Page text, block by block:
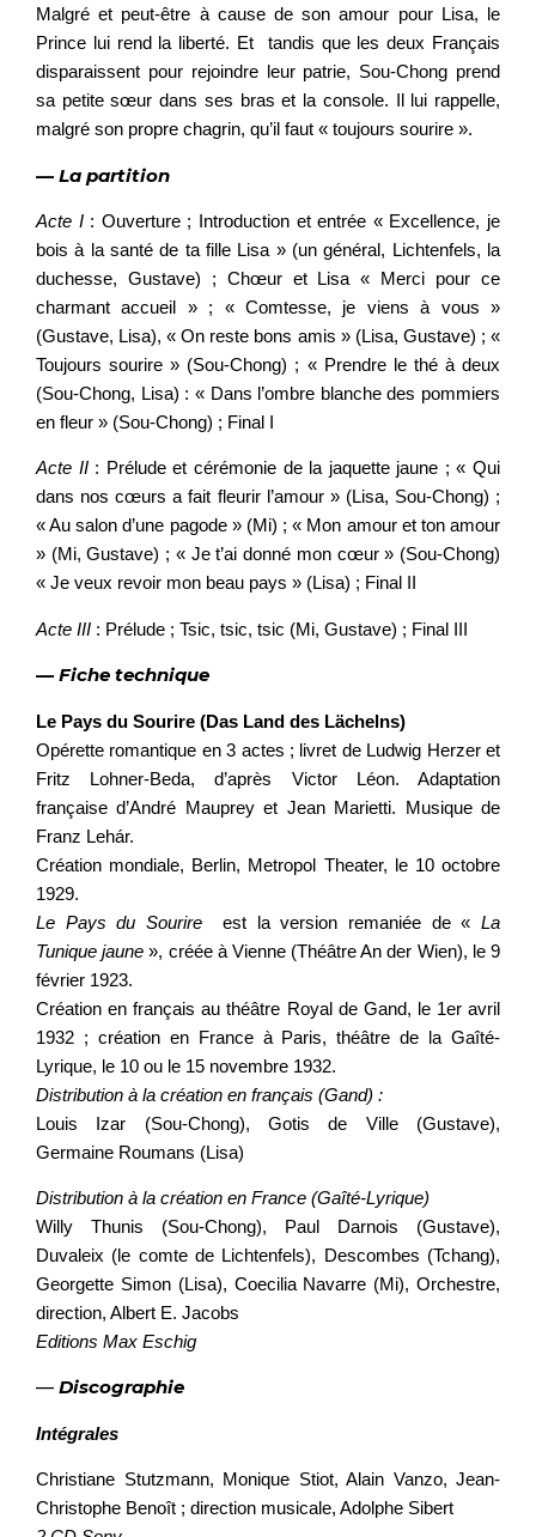
Malgré et peut-être à cause de son amour pour Lisa, le
Prince lui rend la liberté. Et tandis que les deux Français
disparaissent pour rejoindre leur patrie, Sou-Chong prend
sa petite sœur dans ses bras et la console. Il lui rappelle,
malgré son propre chagrin, qu’il faut « toujours sourire ».
— La partition
Acte I : Ouverture ; Introduction et entrée « Excellence, je
bois à la santé de ta fille Lisa » (un général, Lichtenfels, la
duchesse, Gustave) ; Chœur et Lisa « Merci pour ce
charmant accueil » ; « Comtesse, je viens à vous »
(Gustave, Lisa), « On reste bons amis » (Lisa, Gustave) ; «
Toujours sourire » (Sou-Chong) ; « Prendre le thé à deux
(Sou-Chong, Lisa) : « Dans l’ombre blanche des pommiers
en fleur » (Sou-Chong) ; Final I
Acte II : Prélude et cérémonie de la jaquette jaune ; « Qui
dans nos cœurs a fait fleurir l’amour » (Lisa, Sou-Chong) ;
« Au salon d’une pagode » (Mi) ; « Mon amour et ton amour
» (Mi, Gustave) ; « Je t’ai donné mon cœur » (Sou-Chong)
« Je veux revoir mon beau pays » (Lisa) ; Final II
Acte III : Prélude ; Tsic, tsic, tsic (Mi, Gustave) ; Final III
— Fiche technique
Le Pays du Sourire (Das Land des Lächelns)
Opérette romantique en 3 actes ; livret de Ludwig Herzer et
Fritz Lohner-Beda, d’après Victor Léon. Adaptation
française d’André Mauprey et Jean Marietti. Musique de
Franz Lehár.
Création mondiale, Berlin, Metropol Theater, le 10 octobre
1929.
Le Pays du Sourire
est la version remaniée de «La
Tunique jaune », créée à Vienne (Théâtre An der Wien), le 9
février 1923.
Création en français au théâtre Royal de Gand, le 1er avril
1932 ; création en France à Paris, théâtre de la Gaîté-
Lyrique, le 10 ou le 15 novembre 1932.
Distribution à la création en français (Gand) :
Louis Izar (Sou-Chong), Gotis de Ville (Gustave),
Germaine Roumans (Lisa)
Distribution à la création en France (Gaîté-Lyrique)
Willy Thunis (Sou-Chong), Paul Darnois (Gustave),
Duvaleix (le comte de Lichtenfels), Descombes (Tchang),
Georgette Simon (Lisa), Coecilia Navarre (Mi), Orchestre,
direction, Albert E. Jacobs
Editions Max Eschig
— Discographie
Intégrales
Christiane Stutzmann, Monique Stiot, Alain Vanzo, Jean-
Christophe Benoît ; direction musicale, Adolphe Sibert